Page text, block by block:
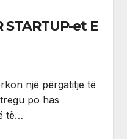
STARTUP-et E
një përgatitje të
po has
të…